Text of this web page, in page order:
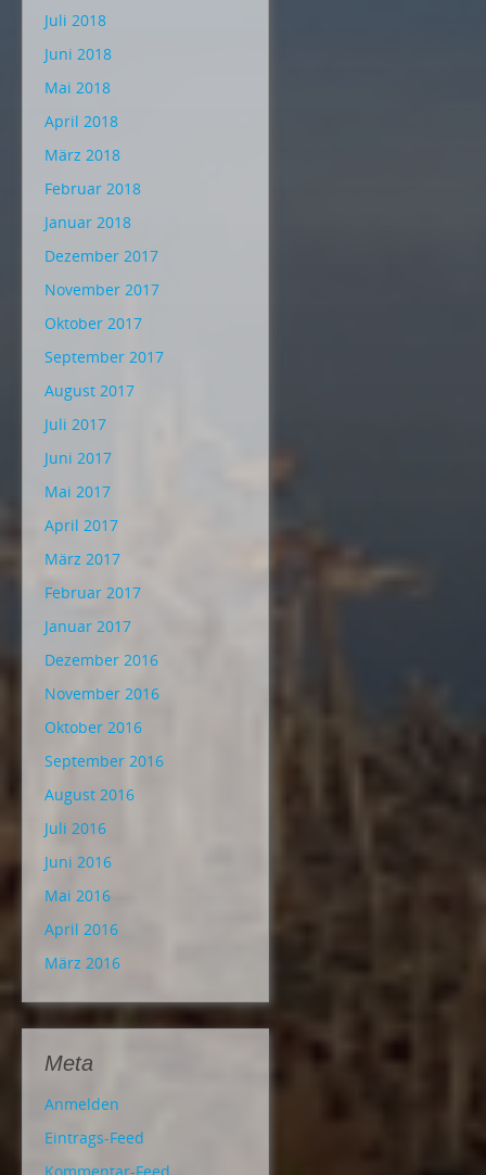
Juli 2018
Juni 2018
Mai 2018
April 2018
März 2018
Februar 2018
Januar 2018
Dezember 2017
November 2017
Oktober 2017
September 2017
August 2017
Juli 2017
Juni 2017
Mai 2017
April 2017
März 2017
Februar 2017
Januar 2017
Dezember 2016
November 2016
Oktober 2016
September 2016
August 2016
Juli 2016
Juni 2016
Mai 2016
April 2016
März 2016
Meta
Anmelden
Eintrags-Feed
Kommentar-Feed